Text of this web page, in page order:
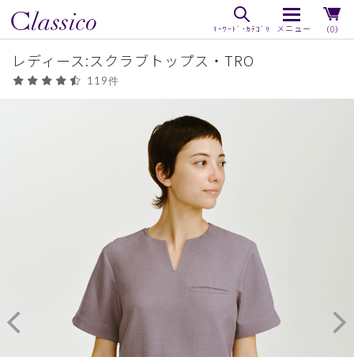
（0）
レディース:スクラブトップス・TRO
119件